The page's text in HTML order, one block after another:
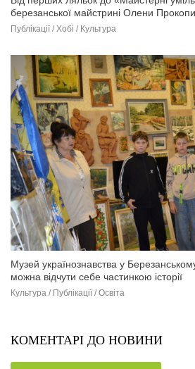
березанської майстрині Олени
Публікації / Хобі / Культура
Музей українознавства у
можна відчути себе частинкою історії
Культура / Публікації / Освіта
КОМЕНТАРІ ДО НОВИНИ